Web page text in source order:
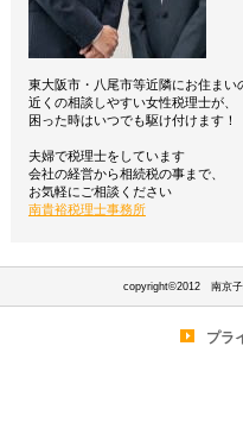
東大阪市・八尾市等近隣にお住まい
近くの相談しやすい女性税理士が、
困った時はいつでも駆け付けます！
夫婦で税理士をしています
会社の経営から相続税の事まで、
お気軽にご相談ください
南貴裕税理士事務所
copyright©2012 南京
プラ